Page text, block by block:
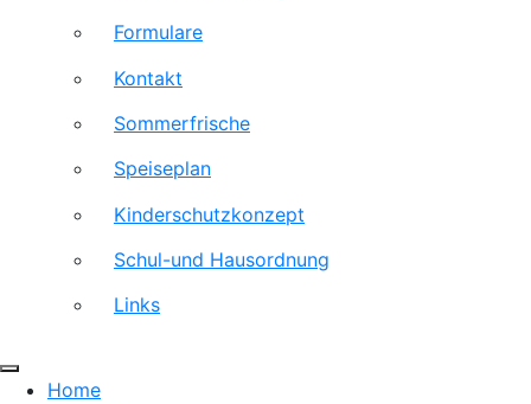
Formulare
Kontakt
Sommerfrische
Speiseplan
Kinderschutzkonzept
Schul-und Hausordnung
Links
Home